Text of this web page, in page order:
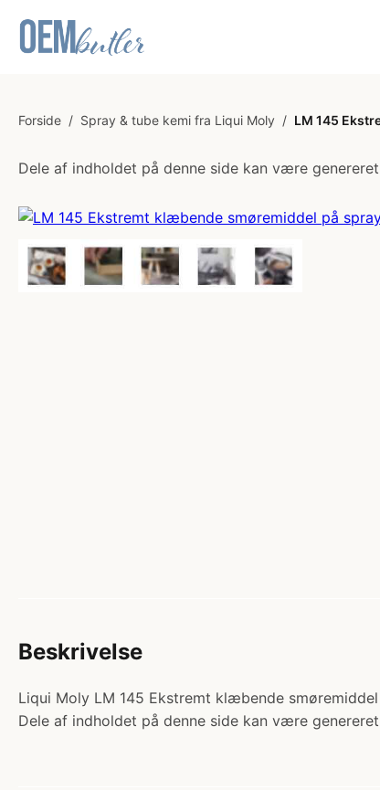
Forside / Spray & tube kemi fra Liqui Moly / LM 145
Dele af indholdet på denne side kan være
Beskrivelse
Liqui Moly LM 145 Ekstremt klæbende
Dele af indholdet på denne side kan være